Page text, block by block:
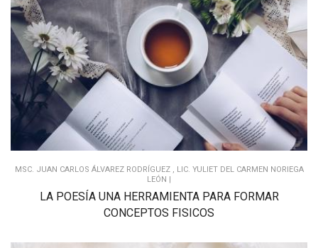
MSC. JUAN CARLOS ÁLVAREZ RODRÍGUEZ , LIC. YULIET DEL CARMEN NORIEGA
LEÓN |
LA POESÍA UNA HERRAMIENTA PARA FORMAR
CONCEPTOS FISICOS